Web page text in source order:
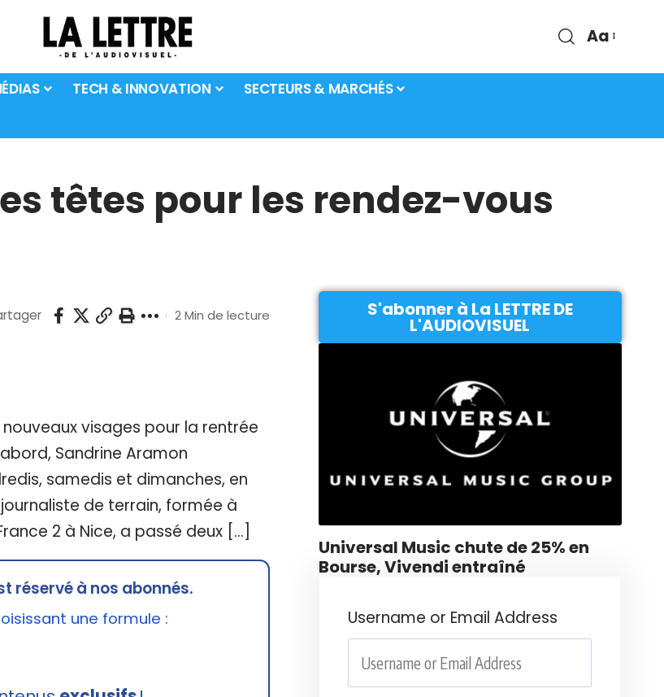
Aa
TECH & INNOVATION
SECTEURS & MARCHÉS
têtes pour les rendez-vous
2 Min de lecture
visages pour la rentrée
Sandrine Aramon
samedis et dimanches, en
de terrain, formée à
2 à Nice, a passé deux […]
réservé à nos abonnés.
une formule :
S'abonner à La LETTRE DE
L'AUDIOVISUEL
Universal Music chute de 25% en
Bourse, Vivendi entraîné
Username or Email Address